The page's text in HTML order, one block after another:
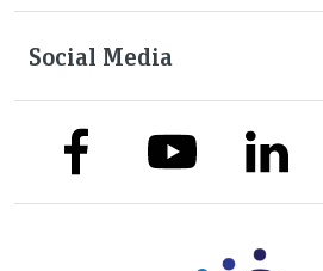
Social Media
link to facebooklink to youtubelink